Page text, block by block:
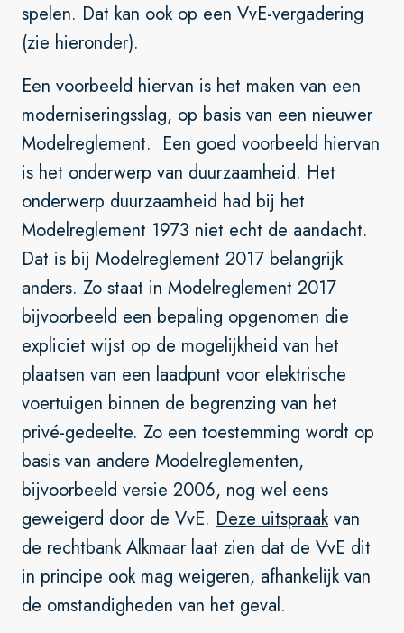
spelen. Dat kan ook op een VvE-vergadering
(zie hieronder).
Een voorbeeld hiervan is het maken van een
moderniseringsslag, op basis van een nieuwer
Modelreglement. Een goed voorbeeld hiervan
is het onderwerp van duurzaamheid. Het
onderwerp duurzaamheid had bij het
Modelreglement 1973 niet echt de aandacht.
Dat is bij Modelreglement 2017 belangrijk
anders. Zo staat in Modelreglement 2017
bijvoorbeeld een bepaling opgenomen die
expliciet wijst op de mogelijkheid van het
plaatsen van een laadpunt voor elektrische
voertuigen binnen de begrenzing van het
privé-gedeelte. Zo een toestemming wordt op
basis van andere Modelreglementen,
bijvoorbeeld versie 2006, nog wel eens
geweigerd door de VvE. Deze uitspraakvan
de rechtbank Alkmaar laat zien dat de VvE dit
in principe ook mag weigeren, afhankelijk van
de omstandigheden van het geval.